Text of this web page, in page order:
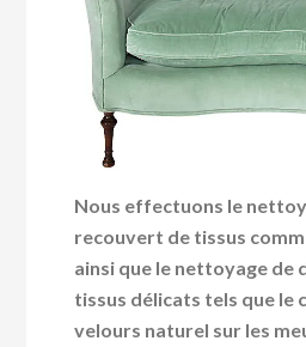
Nous effectuons le
recouvert de tissus
ainsi que le nettoyage de
tissus délicats tels que le
velours naturel sur les